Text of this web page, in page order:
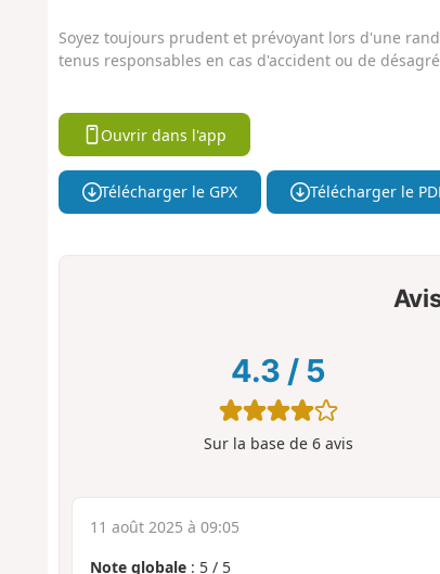
Soyez toujours prudent et prévoyant lors d'une
tenus responsables en cas d'accident ou de
Ouvrir dans l'app
Télécharger le GPX Télécharger le
4.3 / 5
Sur la base de 6avis
11 août 2025 à 09:05
Note globale: 5/ 5